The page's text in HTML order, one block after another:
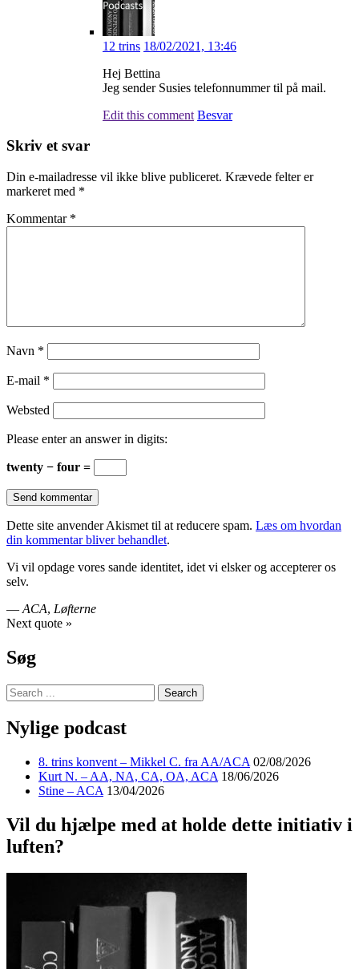
12 trins 18/02/2021, 13:46
Hej Bettina
Jeg sender Susies telefonnummer til på mail.
Edit this comment Besvar
Skriv et svar
Din e-mailadresse vil ikke blive publiceret. Krævede felter er
markeret med *
Kommentar *
Navn *
E-mail *
Websted
Please enter an answer in digits:
twenty − four =
Dette site anvender Akismet til at reducere spam. Læs om hvordan
din kommentar bliver behandlet.
Vi vil opdage vores sande identitet, idet vi elsker og accepterer os
selv.
— ACA, Løfterne
Next quote »
Søg
Nylige podcast
8. trins konvent – Mikkel C. fra AA/ACA 02/08/2026
Kurt N. – AA, NA, CA, OA, ACA 18/06/2026
Stine – ACA 13/04/2026
Vil du hjælpe med at holde dette initiativ i
luften?